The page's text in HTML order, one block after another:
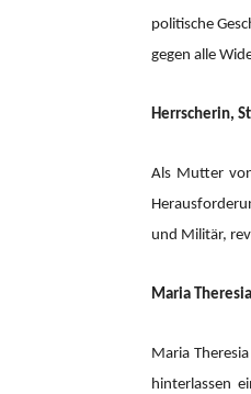
politische
gegen alle
Herrscherin,
Als Mutter
und Militär,
Maria
Maria
hinterlassen